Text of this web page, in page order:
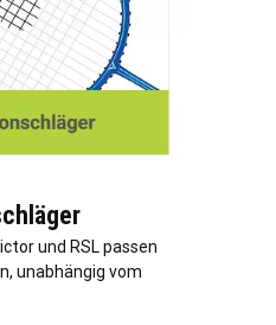
und RSL passen
unabhängig vom